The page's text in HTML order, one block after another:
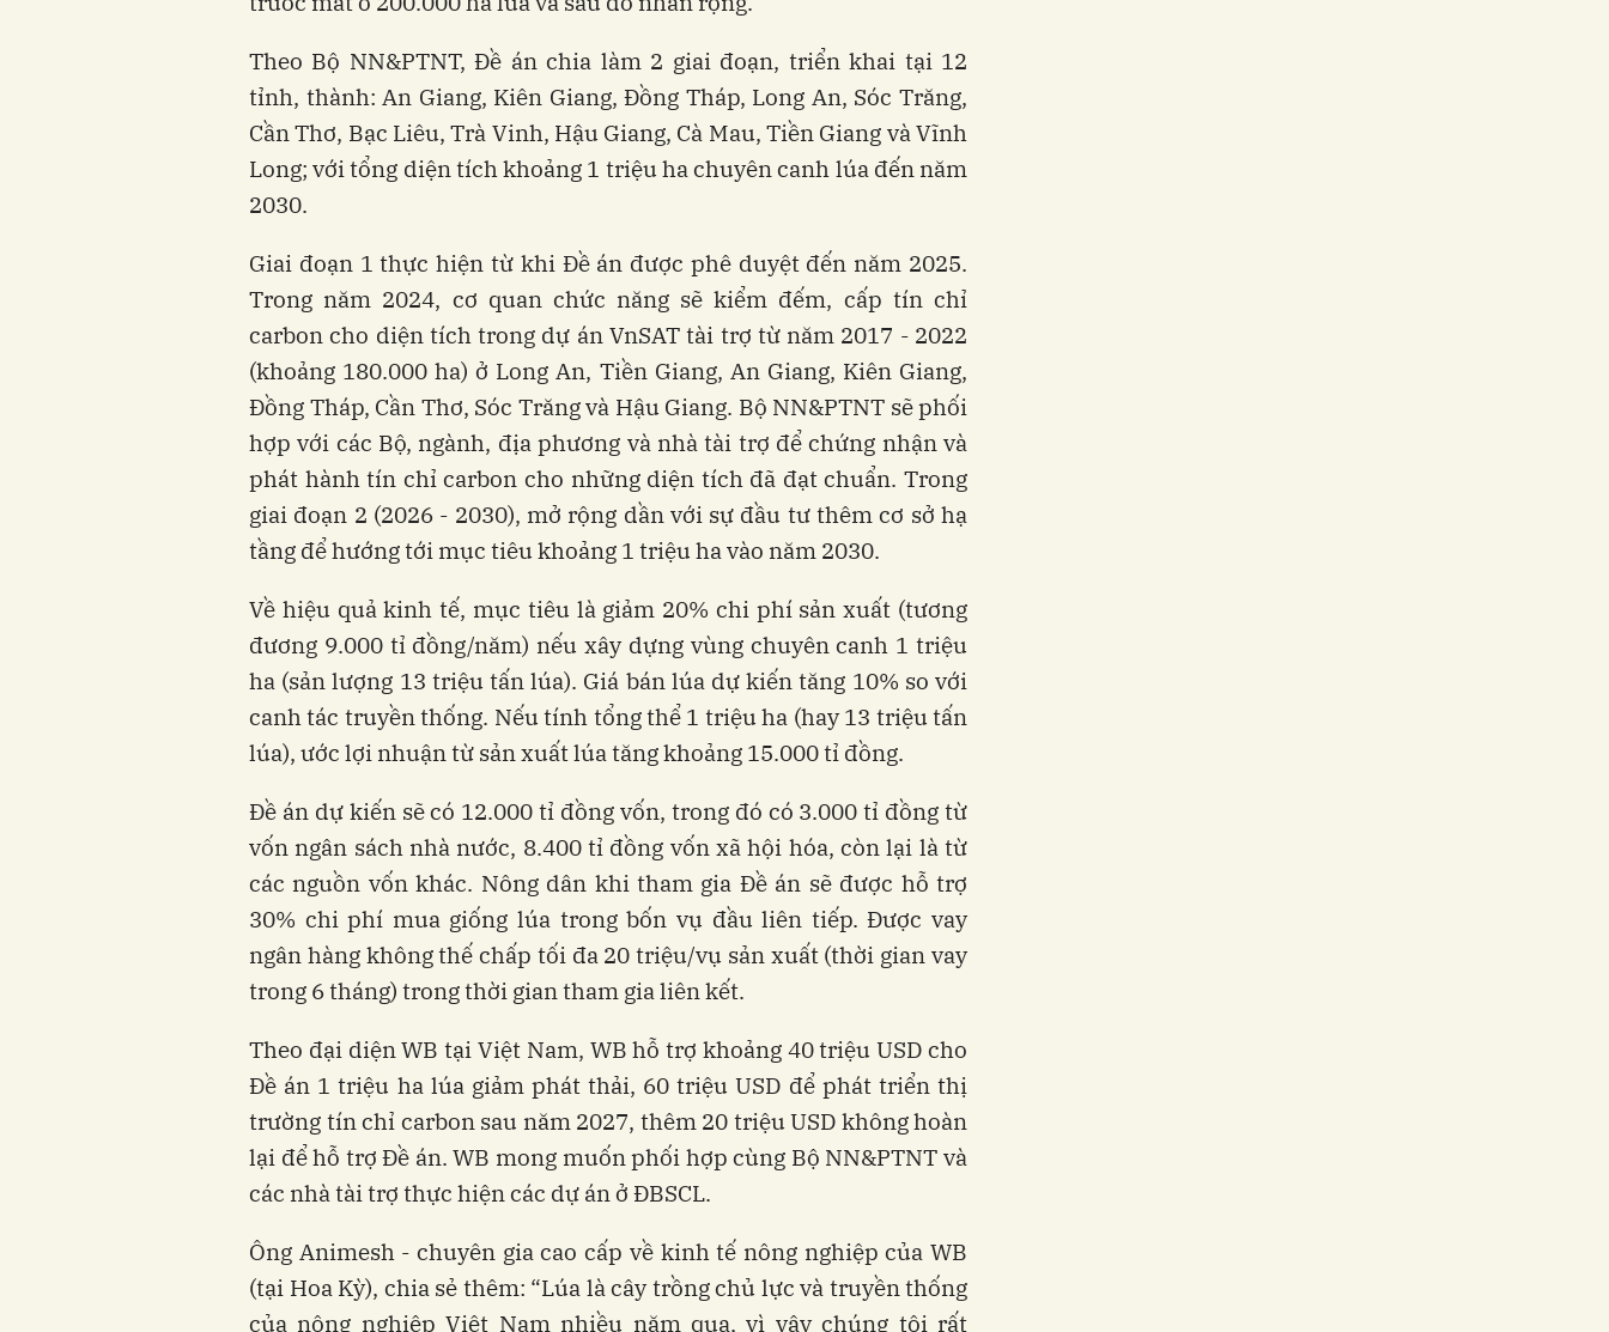
Theo Bộ NN&PTNT, Đề án chia làm 2 giai đoạn, triển khai tại 12
tỉnh, thành: An Giang, Kiên Giang, Đồng Tháp, Long An, Sóc Trăng,
Cần Thơ, Bạc Liêu, Trà Vinh, Hậu Giang, Cà Mau, Tiền Giang và Vĩnh
Long; với tổng diện tích khoảng 1 triệu ha chuyên canh lúa đến năm
2030.
Giai đoạn 1 thực hiện từ khi Đề án được phê duyệt đến năm 2025.
Trong năm 2024, cơ quan chức năng sẽ kiểm đếm, cấp tín chỉ
carbon cho diện tích trong dự án VnSAT tài trợ từ năm 2017 - 2022
(khoảng 180.000 ha) ở Long An, Tiền Giang, An Giang, Kiên Giang,
Đồng Tháp, Cần Thơ, Sóc Trăng và Hậu Giang. Bộ NN&PTNT sẽ phối
hợp với các Bộ, ngành, địa phương và nhà tài trợ để chứng nhận và
phát hành tín chỉ carbon cho những diện tích đã đạt chuẩn. Trong
giai đoạn 2 (2026 - 2030), mở rộng dần với sự đầu tư thêm cơ sở hạ
tầng để hướng tới mục tiêu khoảng 1 triệu ha vào năm 2030.
Về hiệu quả kinh tế, mục tiêu là giảm 20% chi phí sản xuất (tương
đương 9.000 tỉ đồng/năm) nếu xây dựng vùng chuyên canh 1 triệu
ha (sản lượng 13 triệu tấn lúa). Giá bán lúa dự kiến tăng 10% so với
canh tác truyền thống. Nếu tính tổng thể 1 triệu ha (hay 13 triệu tấn
lúa), ước lợi nhuận từ sản xuất lúa tăng khoảng 15.000 tỉ đồng.
Đề án dự kiến sẽ có 12.000 tỉ đồng vốn, trong đó có 3.000 tỉ đồng từ
vốn ngân sách nhà nước, 8.400 tỉ đồng vốn xã hội hóa, còn lại là từ
các nguồn vốn khác. Nông dân khi tham gia Đề án sẽ được hỗ trợ
30% chi phí mua giống lúa trong bốn vụ đầu liên tiếp. Được vay
ngân hàng không thế chấp tối đa 20 triệu/vụ sản xuất (thời gian vay
trong 6 tháng) trong thời gian tham gia liên kết.
Theo đại diện WB tại Việt Nam, WB hỗ trợ khoảng 40 triệu USD cho
Đề án 1 triệu ha lúa giảm phát thải, 60 triệu USD để phát triển thị
trường tín chỉ carbon sau năm 2027, thêm 20 triệu USD không hoàn
lại để hỗ trợ Đề án. WB mong muốn phối hợp cùng Bộ NN&PTNT và
các nhà tài trợ thực hiện các dự án ở ĐBSCL.
Ông Animesh - chuyên gia cao cấp về kinh tế nông nghiệp của WB
(tại Hoa Kỳ), chia sẻ thêm: “Lúa là cây trồng chủ lực và truyền thống
của nông nghiệp Việt Nam nhiều năm qua, vì vậy chúng tôi rất